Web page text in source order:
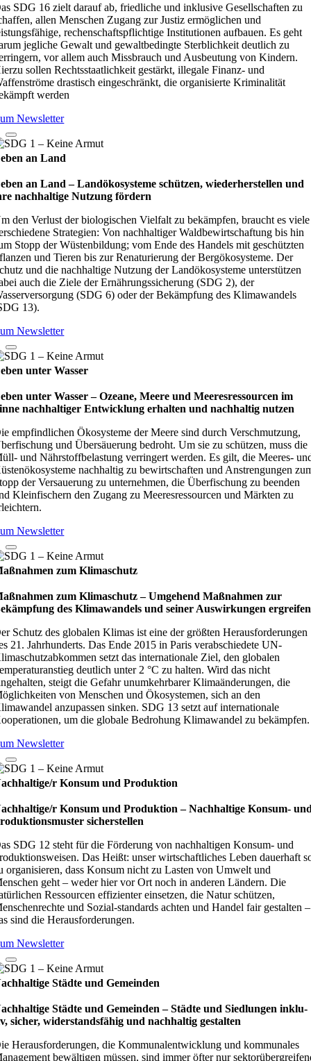
SDG 16 zielt darauf ab, friedliche und inklusive Gesellschaften zu
allen Menschen Zugang zur Justiz ermöglichen und
rechenschaftspflichtige Institutionen aufbauen. Es geht
jegliche Gewalt und gewaltbedingte Sterblichkeit deutlich zu
vor allem auch Missbrauch und Ausbeutung von Kindern.
sollen Rechtsstaatlichkeit gestärkt, illegale Finanz- und
drastisch eingeschränkt, die organisierte Kriminalität
werden
Newsletter
an Land
an Land – Lan­d­öko­sys­teme schüt­zen, wie­der­her­stel­len und
nach­hal­tige Nut­zung för­dern
den Verlust der biologischen Vielfalt zu bekämpfen, braucht es viele
Strategien: Von nachhaltiger Waldbewirtschaftung bis hin
Stopp der Wüstenbildung; vom Ende des Handels mit geschützten
und Tieren bis zur Renaturierung der Bergökosysteme. Der
und die nachhaltige Nutzung der Landökosysteme unterstützen
auch die Ziele der Ernährungssicherung (SDG 2), der
(SDG 6) oder der Bekämpfung des Klimawandels
13).
Newsletter
unter Wasser
unter Wasser – Oze­ane, Meere und Mee­res­res­sour­cen im
nach­hal­ti­ger Ent­wick­lung erhal­ten und nach­hal­tig nut­zen
empfindlichen Ökosysteme der Meere sind durch Verschmutzung,
und Übersäuerung bedroht. Um sie zu schützen, muss die
und Nährstoffbelastung verringert werden. Es gilt, die Meeres-
nachhaltig zu bewirtschaften und Anstrengungen
der Versauerung zu unternehmen, die Überfischung zu beenden
Kleinfischern den Zugang zu Meeresressourcen und Märkten zu
Newsletter
zum Klimaschutz
zum Klimaschutz – Umge­hend Maß­nah­men zur
des Kli­ma­wan­dels und sei­ner Aus­wir­kun­gen ergrei­fen
Schutz des globalen Klimas ist eine der größten Herausforderungen
21. Jahrhunderts. Das Ende 2015 in Paris verabschiedete UN-
setzt das internationale Ziel, den globalen
deutlich unter 2 °C zu halten. Wird das nicht
steigt die Gefahr unumkehrbarer Klimaänderungen, die
von Menschen und Ökosystemen, sich an den
anzupassen sinken. SDG 13 setzt auf internationale
um die globale Bedrohung Klimawandel zu bekämpfen.
Newsletter
r Konsum und Produktion
r Konsum und Produktion – Nach­hal­tige Kon­sum-
sicher­stel­len
SDG 12 steht für die Förderung von nachhaltigen Konsum- und
Das Heißt: unser wirtschaftliches Leben dauerhaft
organisieren, dass Konsum nicht zu Lasten von Umwelt und
geht – weder hier vor Ort noch in anderen Ländern. Die
Ressourcen effizienter einsetzen, die Natur schützen,
und Sozial-standards achten und Handel fair gestalten –
sind die Herausforderungen.
Newsletter
Städte und Gemeinden
Städte und Gemeinden – Städte und Sied­lun­gen inklu­
sicher, wider­stands­fä­hig und nach­hal­tig gestal­ten
Herausforderungen, die Kommunalentwicklung und kommunales
bewältigen müssen, sind immer öfter nur